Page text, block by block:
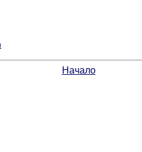
Начало